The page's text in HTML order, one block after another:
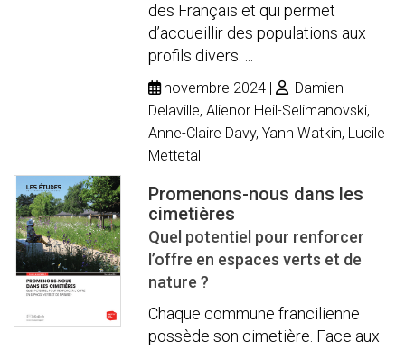
des Français et qui permet
d’accueillir des populations aux
profils divers. ...
novembre 2024
Damien
Delaville, Alienor Heil-Selimanovski,
Anne-Claire Davy, Yann Watkin, Lucile
Mettetal
Promenons-nous dans les
cimetières
Quel potentiel pour renforcer
l’offre en espaces verts et de
nature ?
Chaque commune francilienne
possède son cimetière. Face aux